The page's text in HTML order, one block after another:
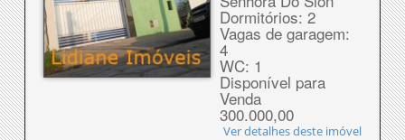
Dormitórios: 2
Vagas de garagem:
4
WC: 1
Disponível para
Venda
300.000,00
Ver detalhes deste imóvel